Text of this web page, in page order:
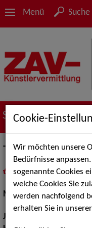
Menü Suche
Suche nach
Timo Radünz
inMeine Merkliste
Musical:Darsteller,
Jahrgang:
Cookie-
Wir möchten unsere
Bedürfnisse
sogenannte Cookies
welche Cookies Sie
werden nachfolgend
erhalten Sie in unserer